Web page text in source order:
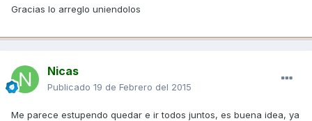
Gracias lo arreglo uniendolos
Nicas
Publicado 19 de Febrero del 2015
Me parece estupendo quedar e ir todos juntos, es buena idea, ya